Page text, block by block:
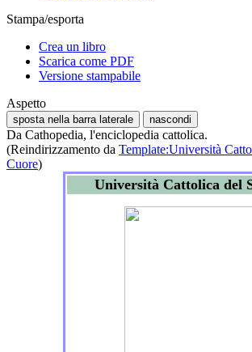
Stampa/esporta
Crea un libro
Scarica come PDF
Versione stampabile
Aspetto
sposta nella barra laterale nascondi
Da Cathopedia, l'enciclopedia cattolica.
(Reindirizzamento da Template:Università
Cuore)
Università Cattolica del